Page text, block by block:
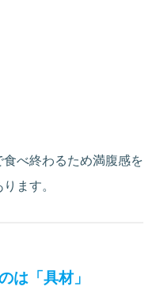
べ終わるため満腹感を
ます。
は「具材」